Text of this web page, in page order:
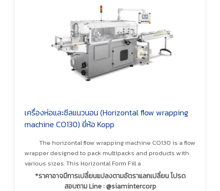
เครื่องห่อและซีลแนวนอน (Horizontal flow wrapping
machine CO130) ยี่ห้อ Kopp
The horizontal flow wrapping machine CO130 is a flow
wrapper designed to pack multipacks and products with
various sizes. This Horizontal Form Fill a
*ราคาอาจมีการเปลี่ยนแปลงตามอัตราแลกเปลี่ยน โปรด
สอบถาม Line : @siamintercorp